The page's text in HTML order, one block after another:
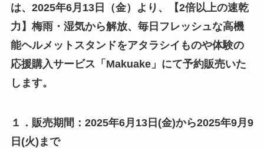
は、2025年6月13日（金）より、【2倍以上の速乾
力】梅雨・湿気から解放、毎日フレッシュな高機
能ヘルメットスタンドをアタラシイものや体験の
応援購入サービス「Makuake」にて予約販売いた
します。
１．販売期間：2025年6月13日(金)から2025年9月9
日(火)まで